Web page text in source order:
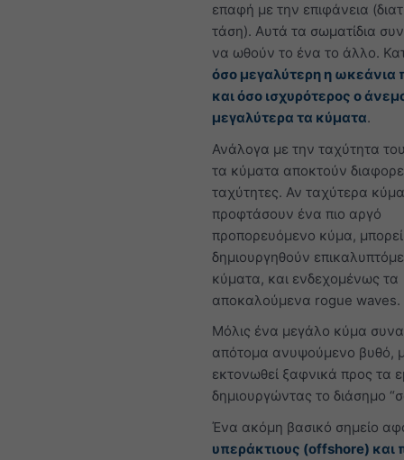
επαφή με την επιφάνεια
τάση). Αυτά τα σωματίδια
να ωθούν το ένα το άλλο.
όσο μεγαλύτερη η ωκεάνια
και όσο ισχυρότερος ο
μεγαλύτερα τα κύματα.
Ανάλογα με την ταχύτητα
τα κύματα αποκτούν
ταχύτητες. Αν ταχύτερα
προφτάσουν ένα πιο αργό
προπορευόμενο κύμα,
δημιουργηθούν
κύματα, και ενδεχομένως τα
αποκαλούμενα rogue waves.
Μόλις ένα μεγάλο κύμα
απότομα ανυψούμενο βυθό,
εκτονωθεί ξαφνικά προς τα
δημιουργώντας το διάσημο
Ένα ακόμη βασικό σημείο
υπεράκτιους (offshore) και